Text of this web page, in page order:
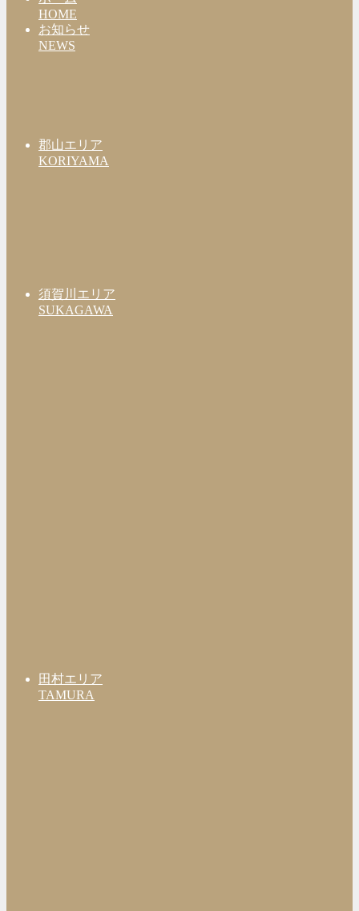
HOME
お知らせ
NEWS
郡山エリア
KORIYAMA
須賀川エリア
SUKAGAWA
田村エリア
TAMURA